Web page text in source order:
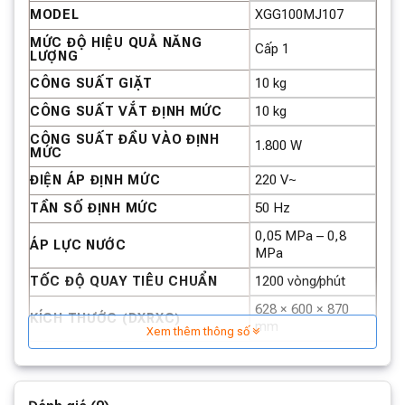
Thiết kế siêu mỏng, lắp đặt gọn gàng
MODEL XGG100MJ107
MỨC ĐỘ HIỆU QUẢ NĂNG
LƯỢNG
Cấp 1
CÔNG SUẤT GIẶT 10 kg
CÔNG SUẤT VẮT ĐỊNH MỨC 10 kg
CÔNG SUẤT ĐẦU VÀO ĐỊNH
MỨC
1.800 W
ĐIỆN ÁP ĐỊNH MỨC 220 V~
TẦN SỐ ĐỊNH MỨC 50 Hz
ÁP LỰC NƯỚC
0,05 MPa – 0,8
MPa
TỐC ĐỘ QUAY TIÊU CHUẨN 1200 vòng/phút
KÍCH THƯỚC (DXRXC)
628 × 600 × 870
mm
Xem thêm thông số